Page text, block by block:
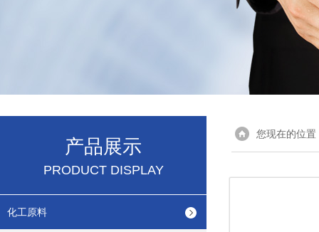
产品展示
PRODUCT DISPLAY
化工原料
您现在的位置